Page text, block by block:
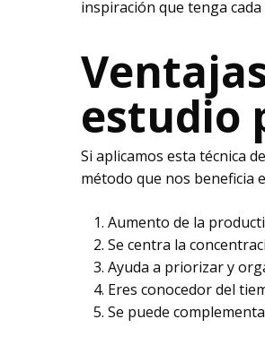
inspiración que tenga
estudio
Si aplicamos esta técnica
método que nos beneficia
Aumento de la
Se centra la
Ayuda a priorizar y
Eres conocedor del
Se puede